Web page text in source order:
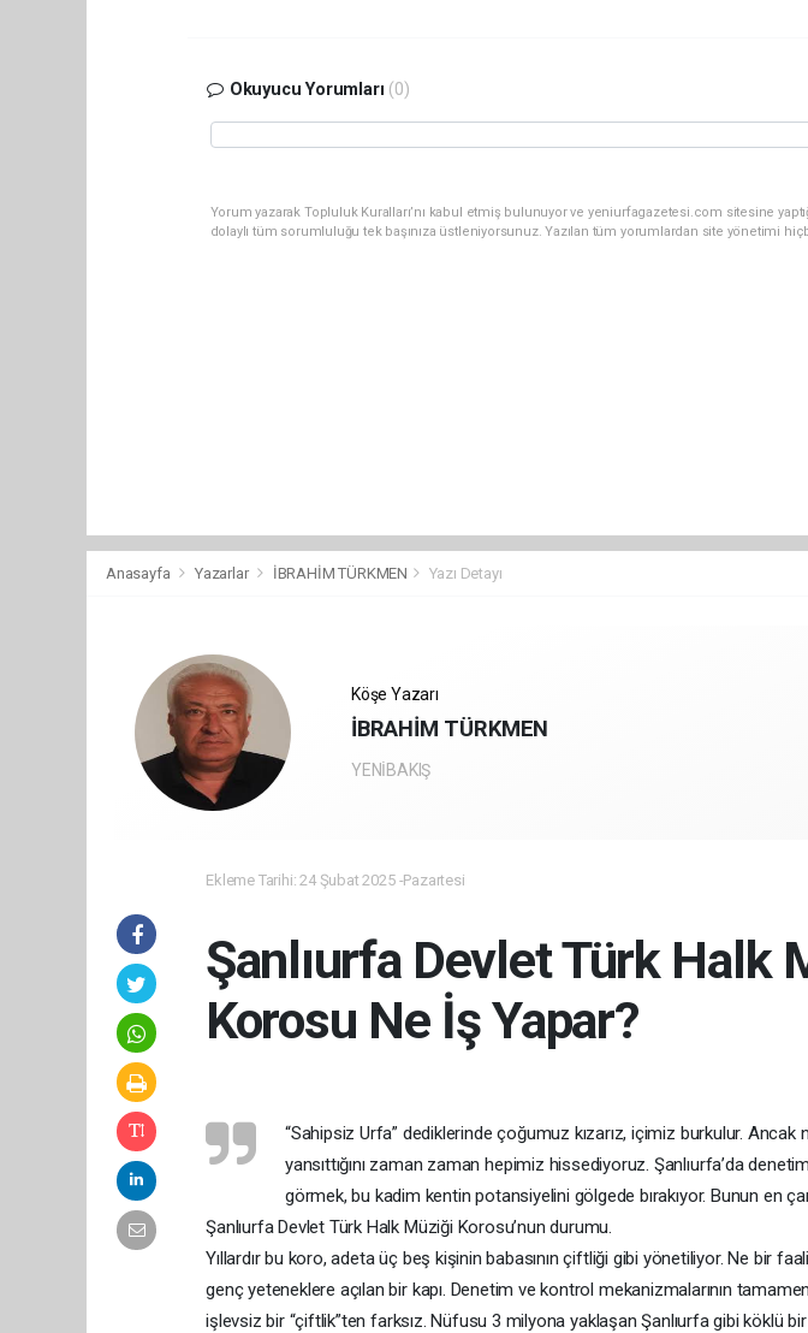
Okuyucu Yorumları (0)
Yorum yazarak Topluluk Kuralları’nı kabul etmiş bulunuyor ve yeniurfagazetesi.com sitesine
dolaylı tüm sorumluluğu tek başınıza üstleniyorsunuz. Yazılan tüm yorumlardan site yönetimi
Anasayfa Yazarlar İBRAHİM TÜRKMEN Yazı Detayı
Köşe Yazarı
İBRAHİM TÜRKMEN
YENİBAKIŞ
Ekleme Tarihi: 24 Şubat 2025 -Pazartesi
Şanlıurfa Devlet Türk Halk
Korosu Ne İş Yapar?
“Sahipsiz Urfa” dediklerinde çoğumuz kızarız, içimiz burkulur. Ancak
yansıttığını zaman zaman hepimiz hissediyoruz. Şanlıurfa’da
görmek, bu kadim kentin potansiyelini gölgede bırakıyor. Bunun en
Şanlıurfa Devlet Türk Halk Müziği Korosu’nun durumu.
Yıllardır bu koro, adeta üç beş kişinin babasının çiftliği gibi yönetiliyor. Ne bir
genç yeteneklere açılan bir kapı. Denetim ve kontrol mekanizmalarının tamamen
işlevsiz bir “çiftlik”ten farksız. Nüfusu 3 milyona yaklaşan Şanlıurfa gibi köklü